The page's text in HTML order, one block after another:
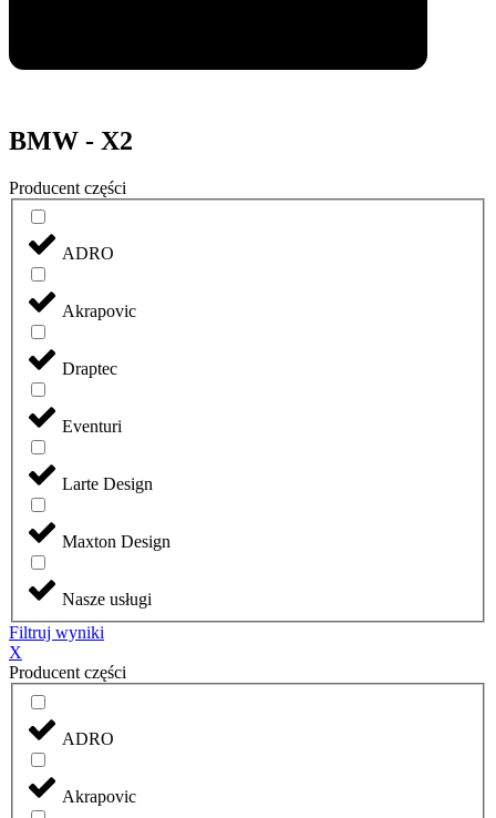
BMW - X2
Producent części
ADRO
Akrapovic
Draptec
Eventuri
Larte Design
Maxton Design
Nasze usługi
Filtruj wyniki
X
Producent części
ADRO
Akrapovic